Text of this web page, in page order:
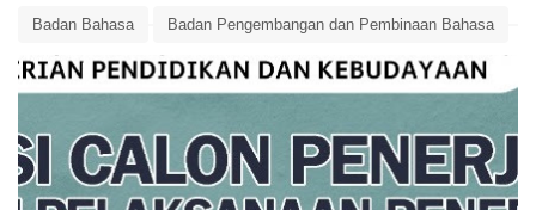
Badan Bahasa Badan Pengembangan dan Pembinaan Bahasa
Edunews Penerjemah Seleksi Calon Penerjemah